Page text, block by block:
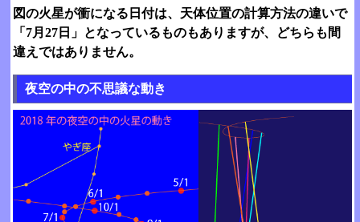
図の火星が衝になる日付は、天体位置の計算方法の違いで
「7月27日」となっているものもありますが、どちらも間
違えではありません。
夜空の中の不思議な動き